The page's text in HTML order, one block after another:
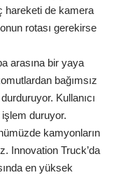
hareketi de kamera
rotası gerekirse
arasına bir yaya
bağımsız
Kullanıcı
duruyor.
kamyonların
Innovation Truck’da
en yüksek